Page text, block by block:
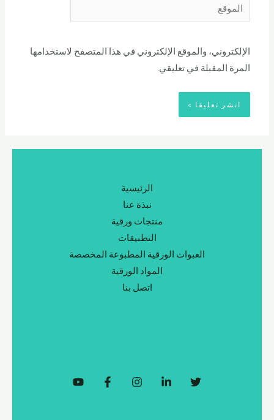
الإلكتروني، والموقع الإلكتروني في هذا المتصفح لاستخدامها
المرة المقبلة في تعليقي.
الرئيسية
نبذة عنا
منتجات ورقية
التطبيقات
العبوات الورقية المطبوعة المخصصة
المواد الورقية
اتصل بنا